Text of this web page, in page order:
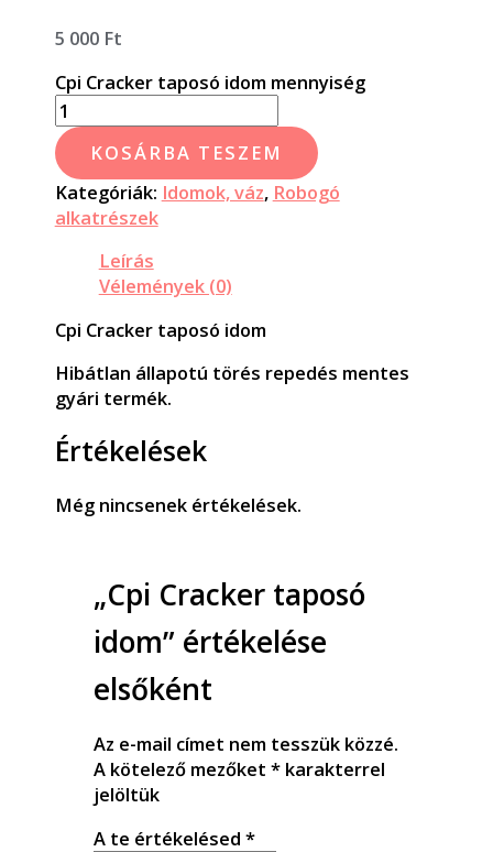
5 000 Ft
Cpi Cracker taposó idom mennyiség
KOSÁRBA TESZEM
Kategóriák: Idomok, váz, Robogó
alkatrészek
Leírás
Vélemények (0)
Cpi Cracker taposó idom
Hibátlan állapotú törés repedés mentes
gyári termék.
Értékelések
Még nincsenek értékelések.
„Cpi Cracker taposó
idom” értékelése
elsőként
Az e-mail címet nem tesszük közzé.
A kötelező mezőket *karakterrel
jelöltük
A te értékelésed *